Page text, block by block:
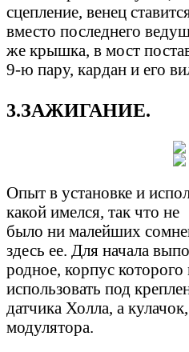
сцепление, венец
вместо последнего
же крышка, в мост
9-ю пару, кардан и его
3.ЗАЖИГАНИЕ.
Опыт в установке и
какой имелся, так что не
было ни малейших
здесь ее. Для начала
родное, корпус
использовать под
датчика Холла, а
модулятора.